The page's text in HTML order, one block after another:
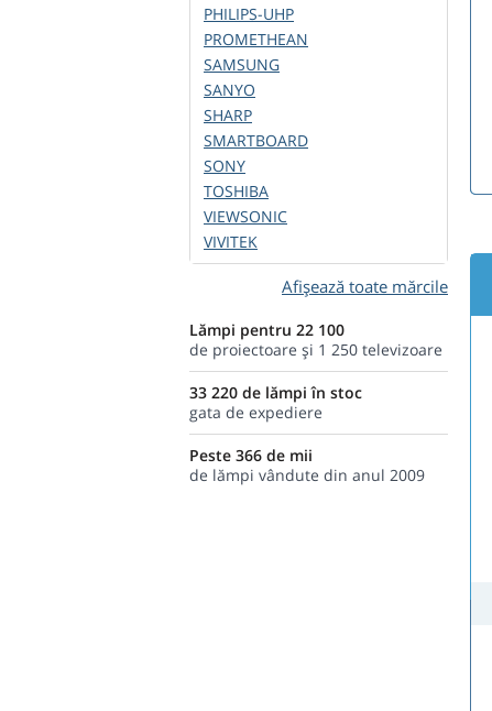
PHILIPS-UHP
PROMETHEAN
SAMSUNG
SANYO
SHARP
SMARTBOARD
SONY
TOSHIBA
VIEWSONIC
VIVITEK
Afișează toate mărcile
Lămpi pentru 22 100
de proiectoare şi 1 250 televizoare
33 220 de lămpi în stoc
gata de expediere
Peste 366 de mii
de lămpi vândute din anul 2009